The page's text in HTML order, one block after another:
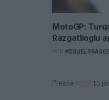
MotoGP:
Razgatlioglu
MIGUEL
Please login to